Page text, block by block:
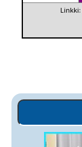
Linkki: